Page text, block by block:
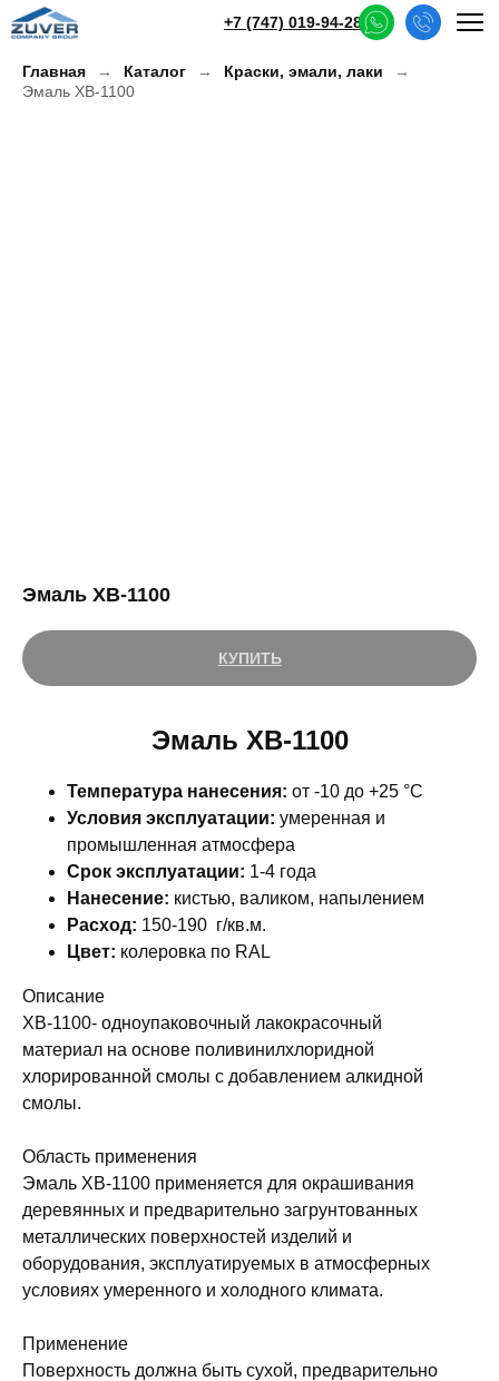
+7 (747) 019-94-28
Главная Каталог
Краски, эмали, лаки
Эмаль ХВ-1100
Эмаль ХВ-1100
КУПИТЬ
Эмаль ХВ-1100
Температура нанесения: от -10 до +25 °С
Условия эксплуатации: умеренная и
промышленная атмосфера
Срок эксплуатации: 1-4 года
Нанесение: кистью, валиком, напылением
Расход: 150-190 г/кв.м.
Цвет: колеровка по RAL
Описание
ХВ-1100- одноупаковочный лакокрасочный
материал на основе поливинилхлоридной
хлорированной смолы с добавлением алкидной
смолы.
Область применения
Эмаль ХВ-1100 применяется для окрашивания
деревянных и предварительно загрунтованных
металлических поверхностей изделий и
оборудования, эксплуатируемых в атмосферных
условиях умеренного и холодного климата.
Применение
Поверхность должна быть сухой, предварительно